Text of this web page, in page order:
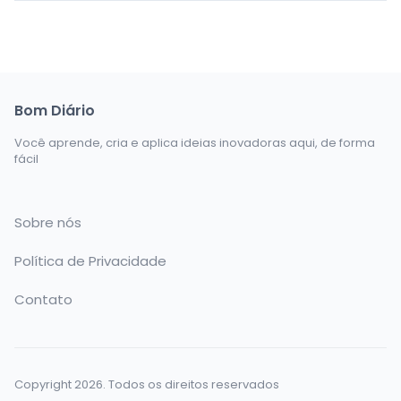
Bom Diário
Você aprende, cria e aplica ideias inovadoras aqui, de forma
fácil
Sobre nós
Política de Privacidade
Contato
Copyright 2026. Todos os direitos reservados